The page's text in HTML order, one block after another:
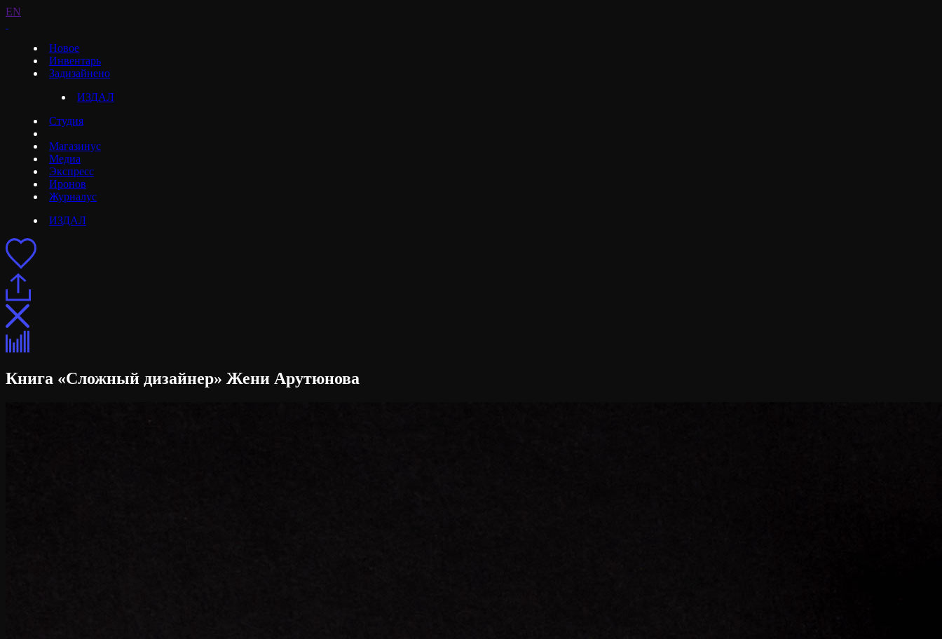
EN
Новое
Инвентарь
Задизайнено
ИЗДАЛ
Студия
Магазинус
Медиа
Экспресс
Иронов
Журналус
ИЗДАЛ
Книга «Сложный дизайнер» Жени Арутюнова